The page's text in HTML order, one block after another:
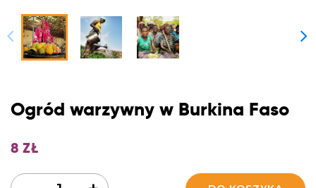
Ogród warzywny w Burkina Faso
8 ZŁ
Ilość